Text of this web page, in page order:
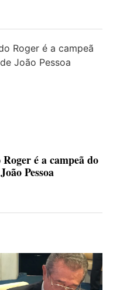
é a campeã do
Pessoa